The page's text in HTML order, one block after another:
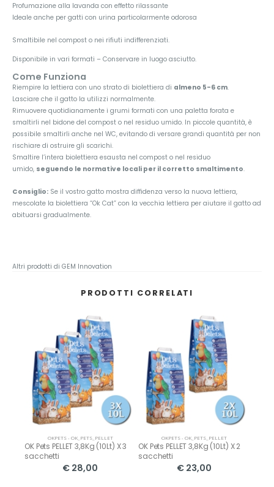
Profumazione alla lavanda con effetto rilassante
Ideale anche per gatti con urina particolarmente odorosa
Smaltibile nel compost o nei rifiuti indifferenziati.
Disponibile in vari formati – Conservare in luogo asciutto.
Come Funziona
Riempire la lettiera con uno strato di biolettiera di almeno 5-6 cm.
Lasciare che il gatto la utilizzi normalmente.
Rimuovere quotidianamente i grumi formati con una paletta forata e
smaltirli nel bidone del compost o nel residuo umido. In piccole quantità, è
possibile smaltirli anche nel WC, evitando di versare grandi quantità per non
rischiare di ostruire gli scarichi.
Smaltire l’intera biolettiera esausta nel compost o nel residuo
umido, seguendo le normative locali per il corretto smaltimento.
Consiglio: Se il vostro gatto mostra diffidenza verso la nuova lettiera,
mescolate la biolettiera “Ok Cat” con la vecchia lettiera per aiutare il gatto ad
abituarsi gradualmente.
Altri prodotti di GEM Innovation
PRODOTTI CORRELATI
OKPETS - OK_PETS_PELLET
OK Pets PELLET 3,8Kg (10Lt) X 3
sacchetti
€ 28,00
OKPETS - OK_PETS_PELLET
OK Pets PELLET 3,8Kg (10Lt) X 2
sacchetti
€ 23,00